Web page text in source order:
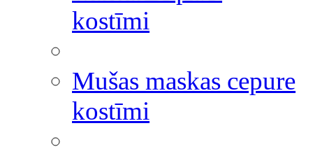
kostīmi
Mušas maskas cepure
kostīmi